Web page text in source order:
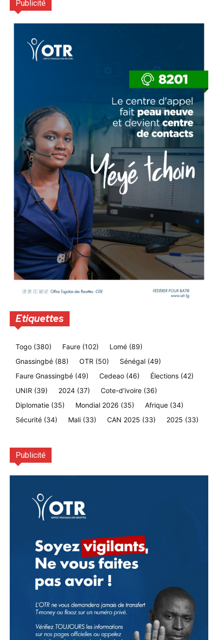
Publicité
Etiquettes
Togo (380) Faure (102) Lomé (89)
Gnassingbé (88) OTR (50) Sénégal (49)
Faure Gnassingbé (49) Cedeao (46) Élections (42)
UNIR (39) 2024 (37) Cote-d'ivoire (36)
Diplomatie (35) Mondial 2026 (35) Afrique (34)
Sécurité (34) Mali (33) CAN 2025 (33) 2025 (33)
Publicité